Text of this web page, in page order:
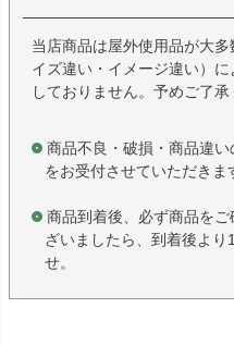
当店商品は屋外使用品が大
イズ違い・イメージ違い）
しておりません。予めご了承
商品不良・破損・商品違
をお受付させていただきま
商品到着後、必ず商品を
ざいましたら、到着後より
せ。